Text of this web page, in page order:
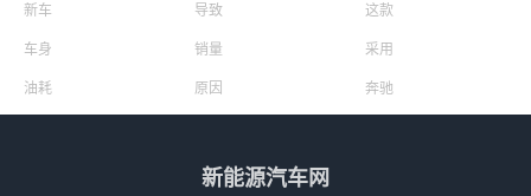
新车 导致 这款
车身 销量 采用
油耗 原因 奔驰
新能源汽车网